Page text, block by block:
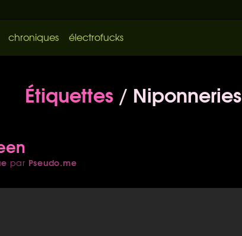
chroniques électrofucks
Étiquettes/ Niponneries
par Pseudo.me